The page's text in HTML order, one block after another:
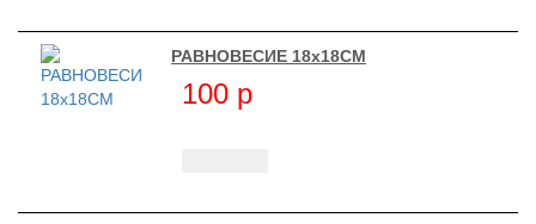
РАВНОВЕСИЕ 18х18СМ
100 p